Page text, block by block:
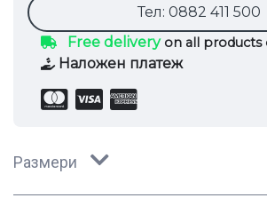
Тел: 0882 411 500
Free delivery on all products
Наложен платеж
Размери